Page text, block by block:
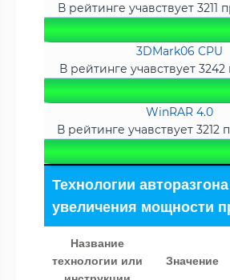
В рейтинге учавствует 3211
3DMark06 CPU
В рейтинге учавствует
WinRAR 4.0
В рейтинге учавствует 3212
Технологии
увеличения мощности
Название
технологии или
Значение